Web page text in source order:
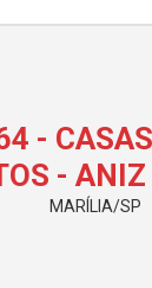
-
-
MARÍLIA/SP